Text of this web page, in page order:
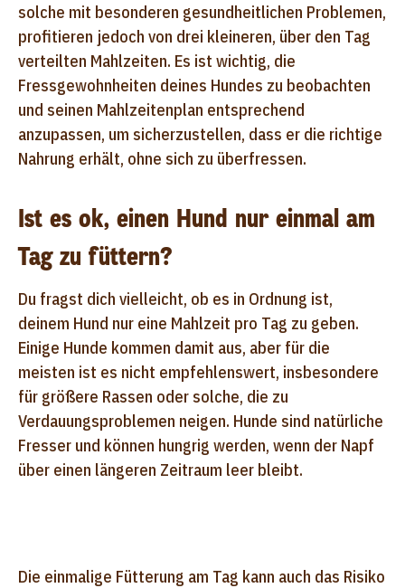
solche mit besonderen gesundheitlichen Problemen,
profitieren jedoch von drei kleineren, über den Tag
verteilten Mahlzeiten. Es ist wichtig, die
Fressgewohnheiten deines Hundes zu beobachten
und seinen Mahlzeitenplan entsprechend
anzupassen, um sicherzustellen, dass er die richtige
Nahrung erhält, ohne sich zu überfressen.
Ist es ok, einen Hund nur einmal am
Tag zu füttern?
Du fragst dich vielleicht, ob es in Ordnung ist,
deinem Hund nur eine Mahlzeit pro Tag zu geben.
Einige Hunde kommen damit aus, aber für die
meisten ist es nicht empfehlenswert, insbesondere
für größere Rassen oder solche, die zu
Verdauungsproblemen neigen. Hunde sind natürliche
Fresser und können hungrig werden, wenn der Napf
über einen längeren Zeitraum leer bleibt.
Die einmalige Fütterung am Tag kann auch das Risiko